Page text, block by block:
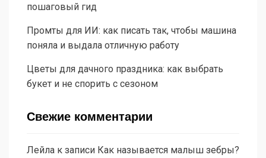
пошаговый гид
Промты для ИИ: как писать так, чтобы машина
поняла и выдала отличную работу
Цветы для дачного праздника: как выбрать
букет и не спорить с сезоном
Свежие комментарии
Лейла к записи Как называется малыш зебры?